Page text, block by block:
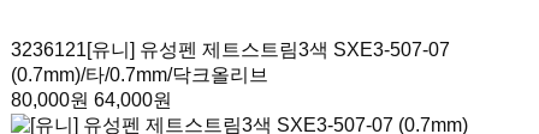
3236121[유니] 유성펜 제트스트림3색 SXE3-507-07
(0.7mm)/타/0.7mm/닥크올리브
80,000원 64,000원